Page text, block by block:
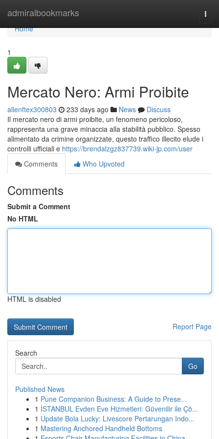
admiralbookmarks
Home
Home
1
Mercato Nero: Armi Proibite
allenftex300803 233 days ago News
Discuss
Il mercato nero di armi proibite, un fenomeno pericoloso,
rappresenta una grave minaccia alla stabilità pubblico. Spesso
alimentato da crimine organizzate, questo traffico illecito elude i
controlli ufficiali e https://brendalzgz837739.wiki-jp.com/user
Comments
Who Upvoted
Comments
Submit a Comment
No HTML
HTML is disabled
Report Page
Search
Go
Published News
1 Pune Companion Business: A Guide to Prese...
1 İSTANBUL Evden Eve Hizmetleri: Güvenilir ile Çö...
1 Update Bola Lucky: Livescore Pertarungan Indo...
1 Mastering Anchored Handheld Bottoms